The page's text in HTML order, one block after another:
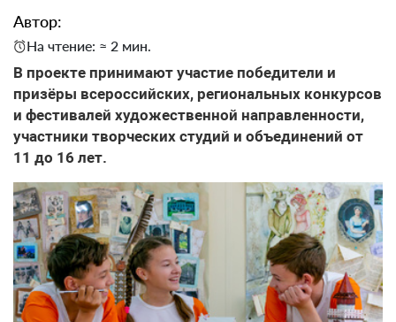
Автор:
На чтение: ≈ 2 мин.
В проекте принимают участие победители и
призёры всероссийских, региональных конкурсов
и фестивалей художественной направленности,
участники творческих студий и объединений от
11 до 16 лет.